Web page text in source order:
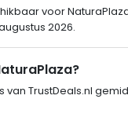
voor
2026.
TrustDeals.nl